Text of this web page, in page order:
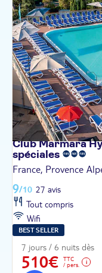
Club Marmara
spéciales
France, Provence
9/10 27 avis
Tout compris
Wifi
BEST SELLER
7 jours / 6 nuits dès
510€
TTC
/ pers.